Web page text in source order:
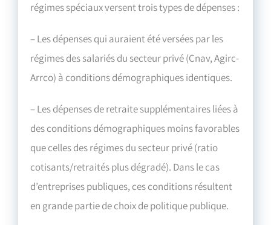
régimes spéciaux versent trois types de dépenses :
– Les dépenses qui auraient été versées par les
régimes des salariés du secteur privé (Cnav, Agirc-
Arrco) à conditions démographiques identiques.
– Les dépenses de retraite supplémentaires liées à
des conditions démographiques moins favorables
que celles des régimes du secteur privé (ratio
cotisants/retraités plus dégradé). Dans le cas
d’entreprises publiques, ces conditions résultent
en grande partie de choix de politique publique.